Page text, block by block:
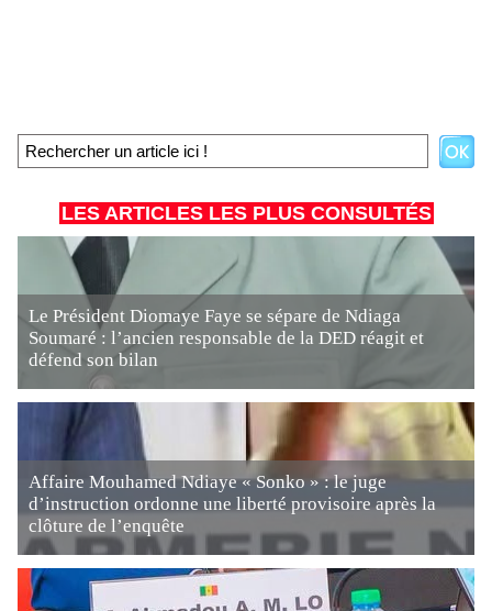
LES ARTICLES LES PLUS CONSULTÉS
Le Président Diomaye Faye se sépare de Ndiaga
Soumaré : l’ancien responsable de la DED réagit et
défend son bilan
Affaire Mouhamed Ndiaye « Sonko » : le juge
d’instruction ordonne une liberté provisoire après la
clôture de l’enquête